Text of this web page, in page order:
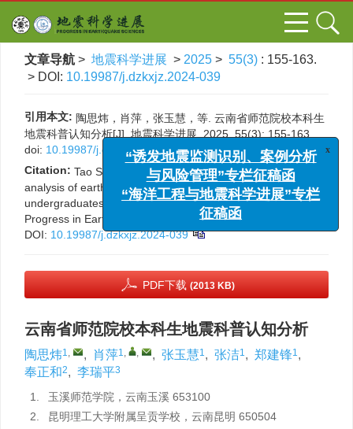
文章导航 > 地震科学进展 > 2025 > 55(3) : 155-163.
> DOI: 10.19987/j.dzkxjz.2024-039
引用本文: 陶思炜，肖萍，张玉慧，等. 云南省师范院校本科生
地震科普认知分析[J]. 地震科学进展, 2025, 55(3): 155-163.
doi: 10.19987/j.dzkxjz.2024-039
Citation: Tao S W, Xiao P, Zhang Y H, et al. Cognitive
analysis of earthquake science popularization among
undergraduates of normal universities in Yunnan[J].
Progress in Earthquake Sciences, 2025, 55(3): 155-163.
DOI: 10.19987/j.dzkxjz.2024-039
PDF下载 (2013 KB)
云南省师范院校本科生地震科普认知分析
陶思炜1, , 肖萍1, , , 张玉慧1, 张洁1, 郑建锋1,
奉正和2, 李瑞平3
1.
玉溪师范学院，云南玉溪 653100
2.
昆明理工大学附属呈贡学校，云南昆明 650504
“诱发地震监测识别、案例分析
与风险管理”专栏征稿函
“海洋工程与地震科学进展”专栏
征稿函